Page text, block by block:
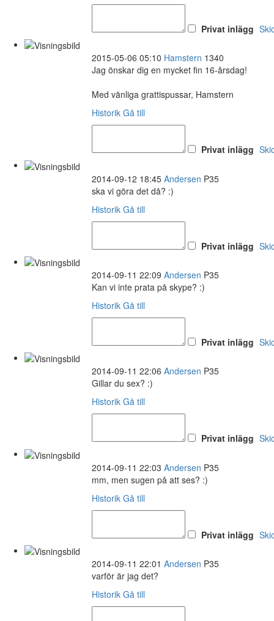
Privat inlägg
2015-05-06 05:10 Hamstern 1340
Jag önskar dig en mycket fin 16-årsdag!
Med vänliga grattispussar, Hamstern
Historik Gå till
Privat inlägg
2014-09-12 18:45 Andersen P35
ska vi göra det då? :)
Historik Gå till
Privat inlägg
2014-09-11 22:09 Andersen P35
Kan vi inte prata på skype? :)
Historik Gå till
Privat inlägg
2014-09-11 22:06 Andersen P35
Gillar du sex? :)
Historik Gå till
Privat inlägg
2014-09-11 22:03 Andersen P35
mm, men sugen på att ses? :)
Historik Gå till
Privat inlägg
2014-09-11 22:01 Andersen P35
varför är jag det?
Historik Gå till